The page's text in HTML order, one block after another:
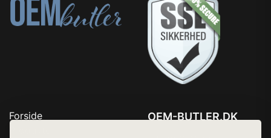
Forside
OEM-BUTLER.DK